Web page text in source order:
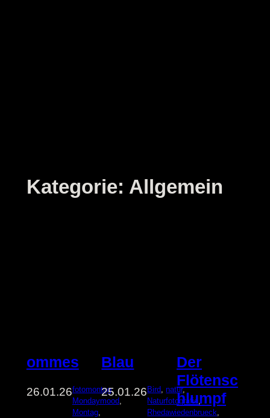
Kategorie: Allgemein
ommes
26.01.26fotomontag
Mondaymood
Montag
Blau
25.01.26Bird , natur ,
Naturfotografie ,
Rhedawiedenbrueck
Der
Flötensc
hlumpf